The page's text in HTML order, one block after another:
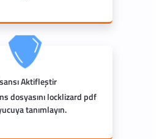
Aktifleştir
dosyasını locklizard pdf
tanımlayın.